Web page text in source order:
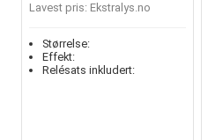
Lavest pris: ekstralys.no
Størrelse:
Effekt:
Relésats inkludert: